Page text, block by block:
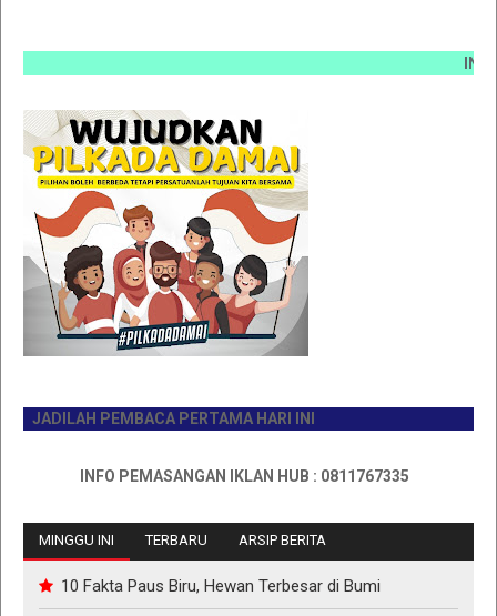
INFO
PEMBACA PERTAMA HARI INI
INFO PEMASANGAN IKLAN HUB : 0811767335
MINGGU INI TERBARU ARSIP BERITA
10 Fakta Paus Biru, Hewan Terbesar di Bumi